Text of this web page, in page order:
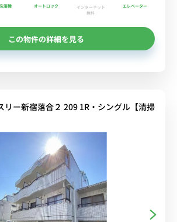
濯機 オートロック
インターネット
無料
エレベーター
この物件の詳細を見る
リー新宿落合２ 209 1R・シングル【清掃